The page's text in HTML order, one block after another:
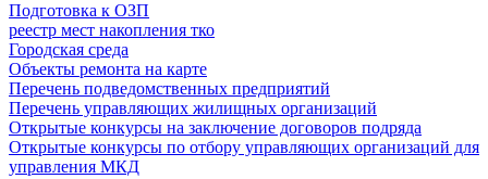
Подготовка к ОЗП
реестр мест накопления тко
Городская среда
Объекты ремонта на карте
Перечень подведомственных предприятий
Перечень управляющих жилищных организаций
Открытые конкурсы на заключение договоров подряда
Открытые конкурсы по отбору управляющих организаций для
управления МКД